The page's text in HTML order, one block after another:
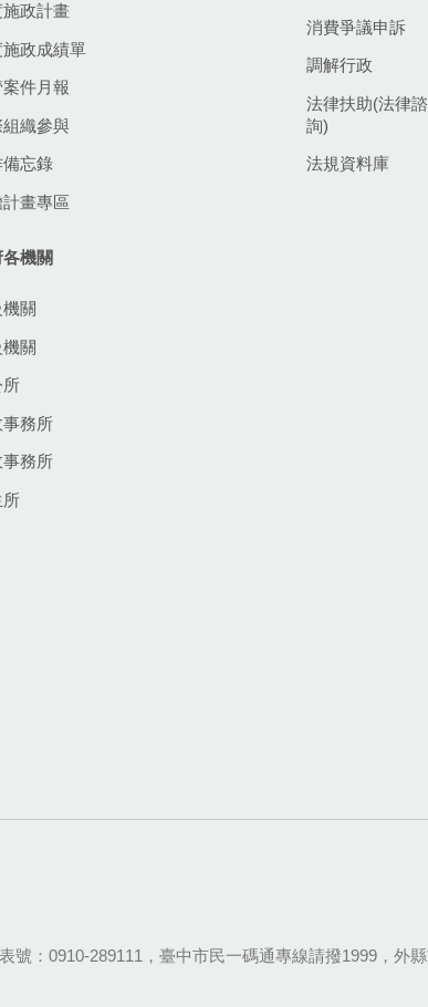
政計畫
政成績單
件月報
組織參與
忘錄
畫專區
消費爭議申訴
調解行政
法律扶助(法律諮
詢)
法規資料庫
機關
關
機關
所
事務所
務所
所
號：0910-289111，臺中市民一碼通專線請撥1999，外